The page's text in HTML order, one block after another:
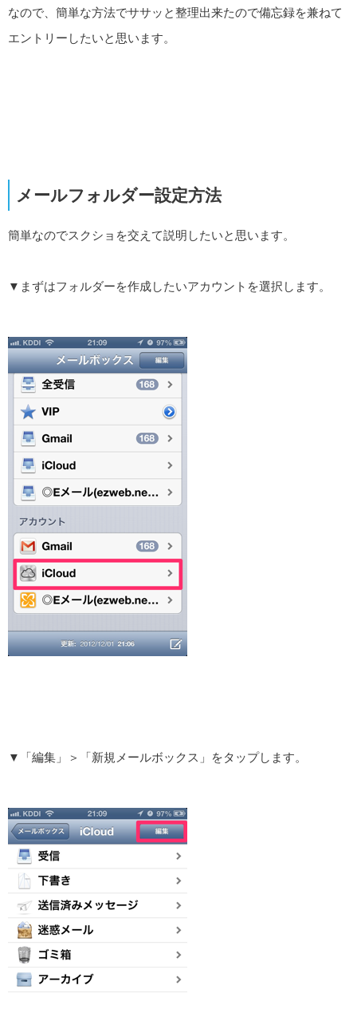
なので、簡単な方法でササッと整理出来たので備忘録を兼ねて
エントリーしたいと思います。
メールフォルダー設定方法
簡単なのでスクショを交えて説明したいと思います。
▼まずはフォルダーを作成したいアカウントを選択します。
▼「編集」＞「新規メールボックス」をタップします。